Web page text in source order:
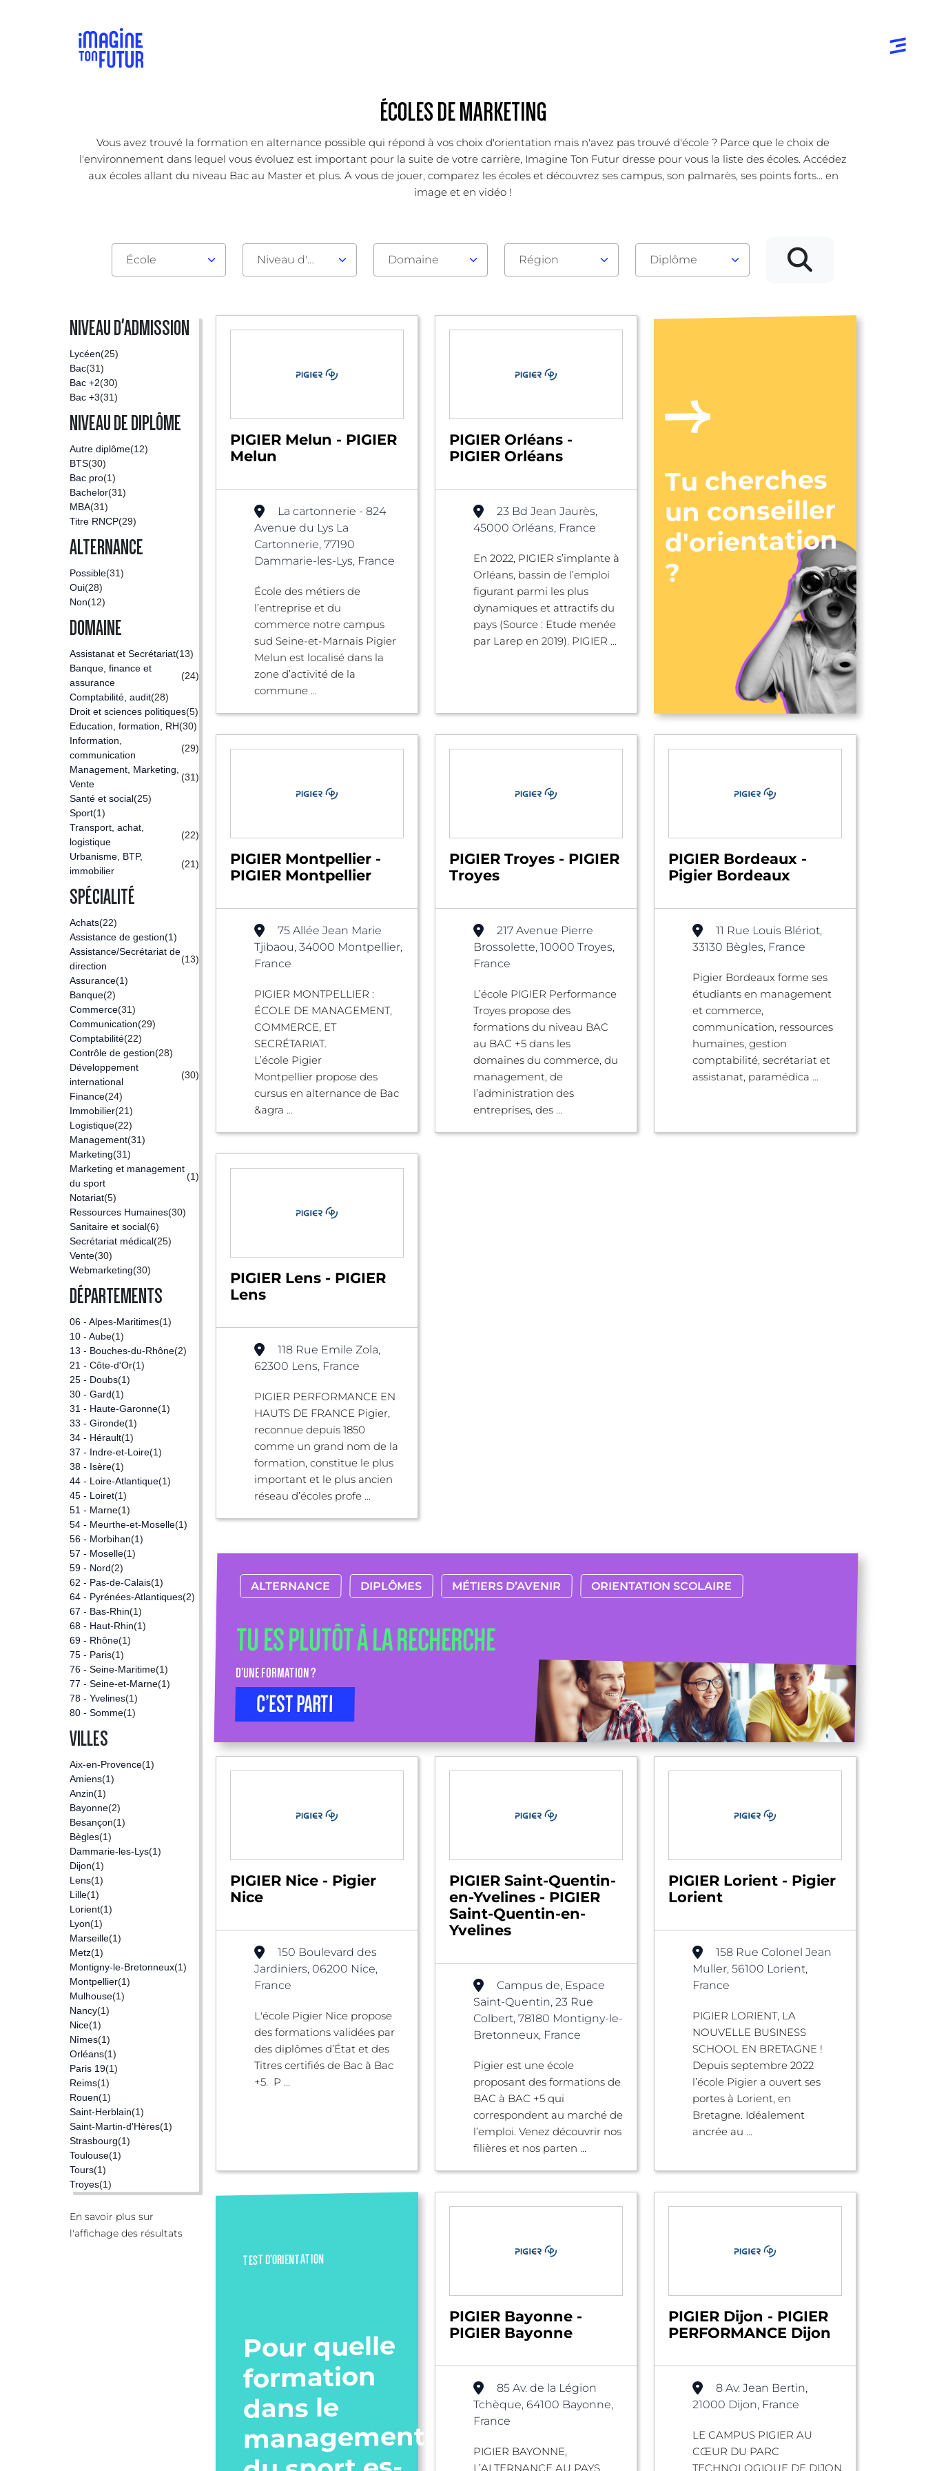
ÉCOLES DE MARKETING
Vous avez trouvé la formation en alternance possible qui répond à vos choix d'orientation mais n'avez pas trouvé d'école ? Parce que le choix de
l'environnement dans lequel vous évoluez est important pour la suite de votre carrière, Imagine Ton Futur dresse pour vous la liste des écoles. Accédez
aux écoles allant du niveau Bac au Master et plus. A vous de jouer, comparez les écoles et découvrez ses campus, son palmarès, ses points forts... en
image et en vidéo !
École Niveau d'admission Domaine Région Diplôme
NIVEAU D'ADMISSION
Lycéen(25)
Bac(31)
Bac +2(30)
Bac +3(31)
NIVEAU DE DIPLÔME
Autre diplôme(12)
BTS(30)
Bac pro(1)
Bachelor(31)
MBA(31)
Titre RNCP(29)
ALTERNANCE
Possible(31)
Oui(28)
Non(12)
DOMAINE
Assistanat et Secrétariat(13)
Banque, finance et
assurance
(24)
Comptabilité, audit(28)
Droit et sciences politiques(5)
Education, formation, RH(30)
Information,
communication
(29)
Management, Marketing,
Vente
(31)
Santé et social(25)
Sport(1)
Transport, achat,
logistique
(22)
Urbanisme, BTP,
immobilier
(21)
SPÉCIALITÉ
Achats(22)
Assistance de gestion(1)
Assistance/Secrétariat de
direction
(13)
Assurance(1)
Banque(2)
Commerce(31)
Communication(29)
Comptabilité(22)
Contrôle de gestion(28)
Développement
international
(30)
Finance(24)
Immobilier(21)
Logistique(22)
Management(31)
Marketing(31)
Marketing et management
du sport
(1)
Notariat(5)
Ressources Humaines(30)
Sanitaire et social(6)
Secrétariat médical(25)
Vente(30)
Webmarketing(30)
DÉPARTEMENTS
06 - Alpes-Maritimes(1)
10 - Aube(1)
13 - Bouches-du-Rhône(2)
21 - Côte-d'Or(1)
25 - Doubs(1)
30 - Gard(1)
31 - Haute-Garonne(1)
33 - Gironde(1)
34 - Hérault(1)
37 - Indre-et-Loire(1)
38 - Isère(1)
44 - Loire-Atlantique(1)
45 - Loiret(1)
51 - Marne(1)
54 - Meurthe-et-Moselle(1)
56 - Morbihan(1)
57 - Moselle(1)
59 - Nord(2)
62 - Pas-de-Calais(1)
64 - Pyrénées-Atlantiques(2)
67 - Bas-Rhin(1)
68 - Haut-Rhin(1)
69 - Rhône(1)
75 - Paris(1)
76 - Seine-Maritime(1)
77 - Seine-et-Marne(1)
78 - Yvelines(1)
80 - Somme(1)
VILLES
Aix-en-Provence(1)
Amiens(1)
Anzin(1)
Bayonne(2)
Besançon(1)
Bègles(1)
Dammarie-les-Lys(1)
Dijon(1)
Lens(1)
Lille(1)
Lorient(1)
Lyon(1)
Marseille(1)
Metz(1)
Montigny-le-Bretonneux(1)
Montpellier(1)
Mulhouse(1)
Nancy(1)
Nice(1)
Nîmes(1)
Orléans(1)
Paris 19(1)
Reims(1)
Rouen(1)
Saint-Herblain(1)
Saint-Martin-d'Hères(1)
Strasbourg(1)
Toulouse(1)
Tours(1)
Troyes(1)
En savoir plus sur
l'affichage des résultats
PIGIER Melun - PIGIER
Melun
La cartonnerie - 824
Avenue du Lys La
Cartonnerie, 77190
Dammarie-les-Lys, France
École des métiers de
l’entreprise et du
commerce notre campus
sud Seine-et-Marnais Pigier
Melun est localisé dans la
zone d’activité de la
commune ...
PIGIER Orléans -
PIGIER Orléans
23 Bd Jean Jaurès,
45000 Orléans, France
En 2022, PIGIER s’implante à
Orléans, bassin de l’emploi
figurant parmi les plus
dynamiques et attractifs du
pays (Source : Etude menée
par Larep en 2019). PIGIER ...
Tu cherches
un conseiller
d'orientation
?
PIGIER Montpellier -
PIGIER Montpellier
75 Allée Jean Marie
Tjibaou, 34000 Montpellier,
France
PIGIER MONTPELLIER :
ÉCOLE DE MANAGEMENT,
COMMERCE, ET
SECRÉTARIAT.
L’école Pigier
Montpellier propose des
cursus en alternance de Bac
&agra ...
PIGIER Troyes - PIGIER
Troyes
217 Avenue Pierre
Brossolette, 10000 Troyes,
France
L’école PIGIER Performance
Troyes propose des
formations du niveau BAC
au BAC +5 dans les
domaines du commerce, du
management, de
l’administration des
entreprises, des ...
PIGIER Bordeaux -
Pigier Bordeaux
11 Rue Louis Blériot,
33130 Bègles, France
Pigier Bordeaux forme ses
étudiants en management
et commerce,
communication, ressources
humaines, gestion
comptabilité, secrétariat et
assistanat, paramédica ...
PIGIER Lens - PIGIER
Lens
118 Rue Emile Zola,
62300 Lens, France
PIGIER PERFORMANCE EN
HAUTS DE FRANCE Pigier,
reconnue depuis 1850
comme un grand nom de la
formation, constitue le plus
important et le plus ancien
réseau d’écoles profe ...
ALTERNANCE DIPLÔMES MÉTIERS D’AVENIR ORIENTATION SCOLAIRE
TU ES PLUTÔT À LA RECHERCHE
D’UNE FORMATION ?
C’EST PARTI
PIGIER Nice - Pigier
Nice
150 Boulevard des
Jardiniers, 06200 Nice,
France
L'école Pigier Nice propose
des formations validées par
des diplômes d’État et des
Titres certifiés de Bac à Bac
+5. P ...
PIGIER Saint-Quentin-
en-Yvelines - PIGIER
Saint-Quentin-en-
Yvelines
Campus de, Espace
Saint-Quentin, 23 Rue
Colbert, 78180 Montigny-le-
Bretonneux, France
Pigier est une école
proposant des formations de
BAC à BAC +5 qui
correspondent au marché de
l’emploi. Venez découvrir nos
filières et nos parten ...
PIGIER Lorient - Pigier
Lorient
158 Rue Colonel Jean
Muller, 56100 Lorient,
France
PIGIER LORIENT, LA
NOUVELLE BUSINESS
SCHOOL EN BRETAGNE !
Depuis septembre 2022
l’école Pigier a ouvert ses
portes à Lorient, en
Bretagne. Idéalement
ancrée au ...
TEST D’ORIENTATION
Pour quelle
formation
dans le
management
PIGIER Bayonne -
PIGIER Bayonne
85 Av. de la Légion
Tchèque, 64100 Bayonne,
France
PIGIER BAYONNE,
L’ALTERNANCE AU PAYS
PIGIER Dijon - PIGIER
PERFORMANCE Dijon
8 Av. Jean Bertin,
21000 Dijon, France
LE CAMPUS PIGIER AU
CŒUR DU PARC
TECHNOLOGIQUE DE DIJON